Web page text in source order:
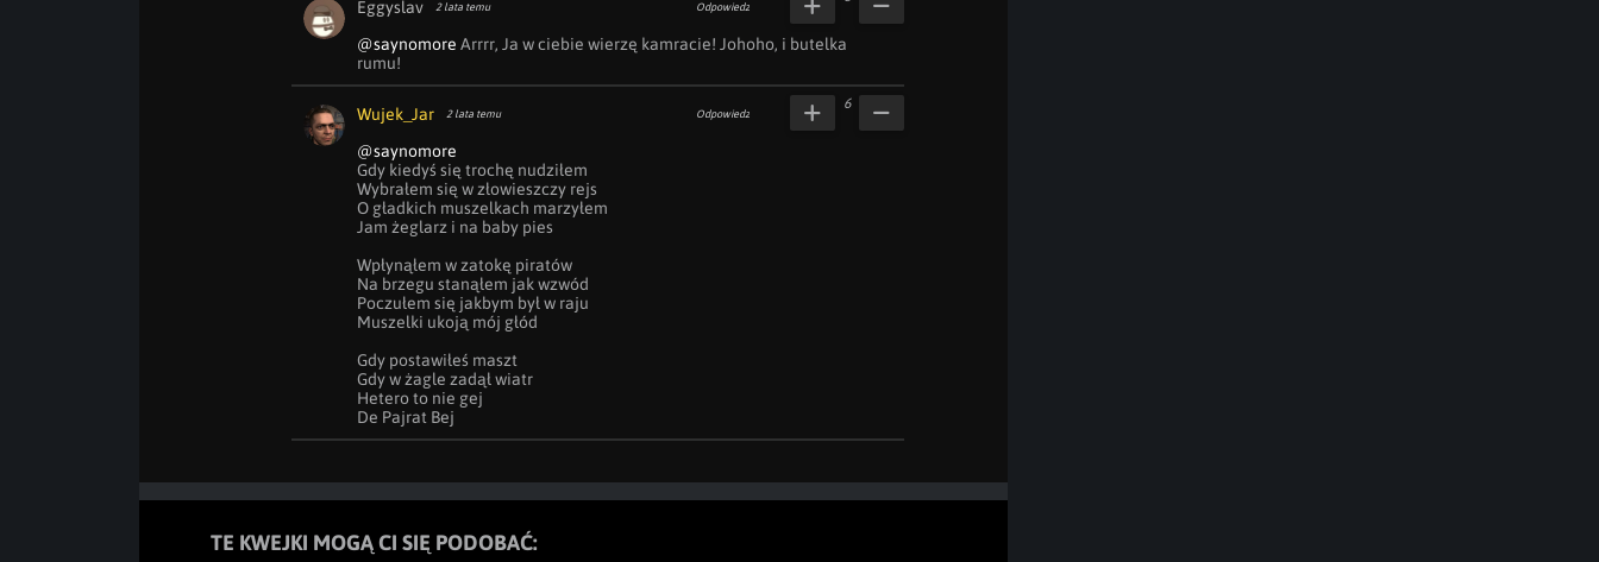
Eggyslav 2 lata temu Odpowiedz
@saynomore Arrrr, Ja w ciebie wierzę kamracie! Johoho, i butelka
rumu!
Wujek_Jar 2 lata temu Odpowiedz
@saynomore
Gdy kiedyś się trochę nudziłem
Wybrałem się w złowieszczy rejs
O gładkich muszelkach marzyłem
Jam żeglarz i na baby pies
Wpłynąłem w zatokę piratów
Na brzegu stanąłem jak wzwód
Poczułem się jakbym był w raju
Muszelki ukoją mój głód
Gdy postawiłeś maszt
Gdy w żagle zadął wiatr
Hetero to nie gej
De Pajrat Bej
6
TE KWEJKI MOGĄ CI SIĘ PODOBAĆ: